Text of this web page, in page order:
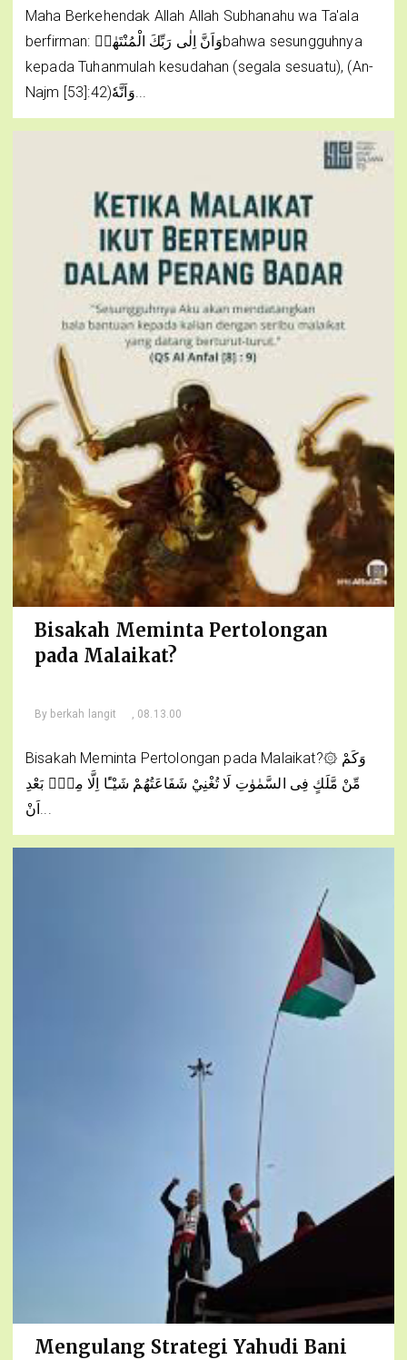
Maha Berkehendak Allah Allah Subhanahu wa Ta'ala
berfirman: وَاَنَّ اِلٰى رَبِّكَ الْمُنْتَهٰىۙbahwa sesungguhnya
kepada Tuhanmulah kesudahan (segala sesuatu), (An-
Bisakah Meminta Pertolongan
pada Malaikat?
By berkah langit , 08.13.00
Bisakah Meminta Pertolongan pada Malaikat?۞ وَكَمْ
مِّنْ مَّلَكٍ فِى السَّمٰوٰتِ لَا تُغْنِيْ شَفَاعَتُهُمْ شَيْـًٔا اِلَّا مِنْۢ بَعْدِ
اَنْ...
Mengulang Strategi Yahudi Bani